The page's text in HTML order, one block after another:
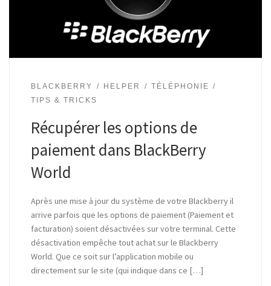
BLACKBERRY HELPER
TÉLÉPHONIE
TIPS & TRICKS
Récupérer les options de
paiement dans BlackBerry
World
Après une mise à jour du système de votre Blackberry il
arrive parfois que les options de paiement (Paiement et
facturation) soient désactivées sur votre terminal. Cette
désactivation empêche tout achat sur le Blackberry
World. Que ce soit sur l’application mobile ou
directement sur le site (qui indique dans ce […]